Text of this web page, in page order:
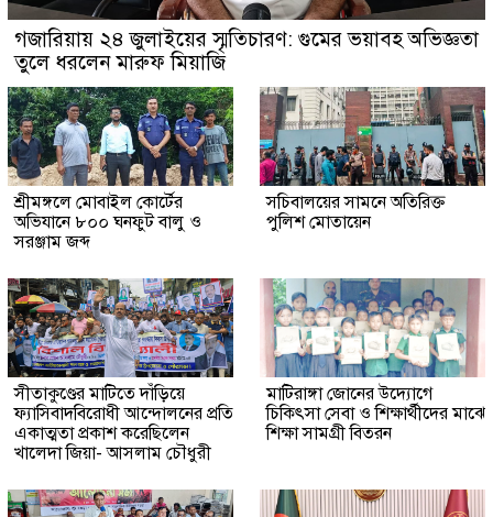
গজারিয়ায় ২৪ জুলাইয়ের স্মৃতিচারণ: গুমের ভয়াবহ অভিজ্ঞতা
তুলে ধরলেন মারুফ মিয়াজি
শ্রীমঙ্গলে মোবাইল কোর্টের
অভিযানে ৮০০ ঘনফুট বালু ও
সরঞ্জাম জব্দ
সচিবালয়ের সামনে অতিরিক্ত
পুলিশ মোতায়েন
সীতাকুণ্ডের মাটিতে দাঁড়িয়ে
ফ্যাসিবাদবিরোধী আন্দোলনের প্রতি
একাত্মতা প্রকাশ করেছিলেন
খালেদা জিয়া- আসলাম চৌধুরী
মাটিরাঙ্গা জোনের উদ্যোগে
চিকিৎসা সেবা ও শিক্ষার্থীদের মাঝে
শিক্ষা সামগ্রী বিতরন